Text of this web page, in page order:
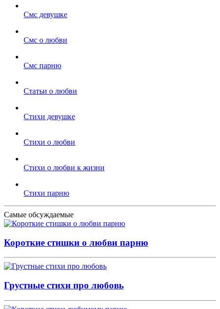
Смс девушке
Смс о любви
Смс парню
Статьи о любви
Стихи девушке
Стихи о любви
Стихи о любви к жизни
Стихи парню
Самые обсуждаемые
Короткие стишки о любви парню
Грустные стихи про любовь